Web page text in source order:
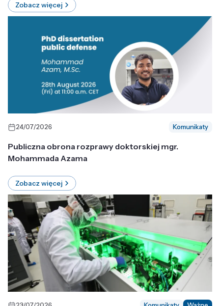
Zobacz więcej
24/07/2026 Komunikaty
Publiczna obrona rozprawy doktorskiej mgr.
Mohammada Azama
Zobacz więcej